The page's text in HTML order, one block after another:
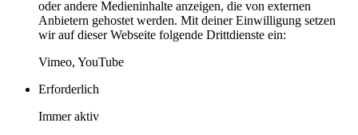
oder andere Medieninhalte anzeigen, die von externen
Anbietern gehostet werden. Mit deiner Einwilligung setzen
wir auf dieser Webseite folgende Drittdienste ein:
Vimeo, YouTube
Erforderlich
Immer aktiv